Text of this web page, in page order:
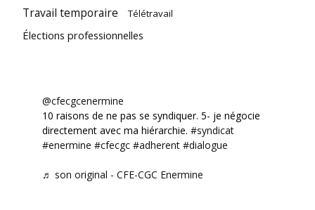
Travail temporaire Télétravail
Élections professionnelles
@cfecgcenermine
10 raisons de ne pas se syndiquer. 5- je négocie
directement avec ma hiérarchie. #syndicat
#enermine #cfecgc #adherent #dialogue
♬ son original - CFE-CGC Enermine